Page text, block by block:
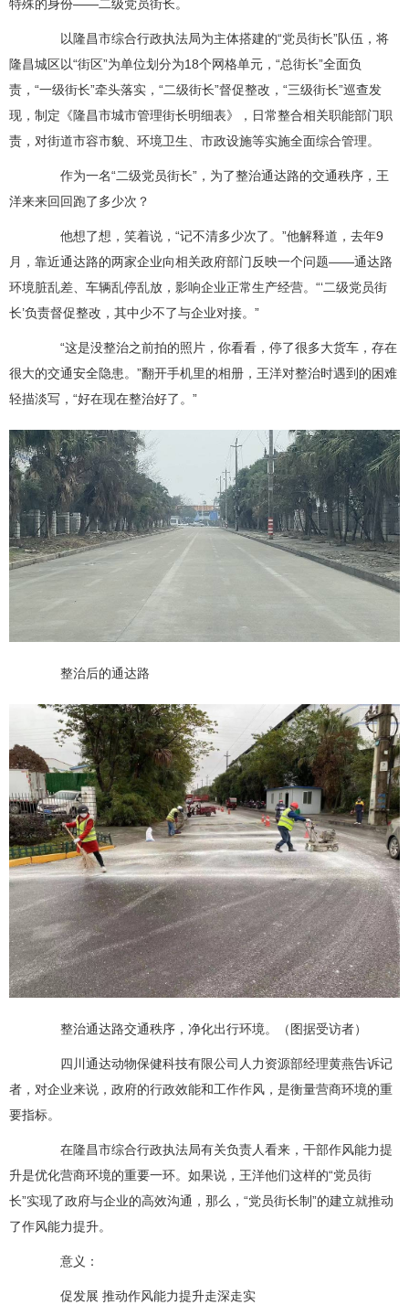
特殊的身份——二级党员街长。
以隆昌市综合行政执法局为主体搭建的“党员街长”队伍，将
隆昌城区以“街区”为单位划分为18个网格单元，“总街长”全面负
责，“一级街长”牵头落实，“二级街长”督促整改，“三级街长”巡查发
现，制定《隆昌市城市管理街长明细表》，日常整合相关职能部门职
责，对街道市容市貌、环境卫生、市政设施等实施全面综合管理。
作为一名“二级党员街长”，为了整治通达路的交通秩序，王
洋来来回回跑了多少次？
他想了想，笑着说，“记不清多少次了。”他解释道，去年9
月，靠近通达路的两家企业向相关政府部门反映一个问题——通达路
环境脏乱差、车辆乱停乱放，影响企业正常生产经营。“‘二级党员街
长’负责督促整改，其中少不了与企业对接。”
“这是没整治之前拍的照片，你看看，停了很多大货车，存在
很大的交通安全隐患。”翻开手机里的相册，王洋对整治时遇到的困难
轻描淡写，“好在现在整治好了。”
整治后的通达路
整治通达路交通秩序，净化出行环境。（图据受访者）
四川通达动物保健科技有限公司人力资源部经理黄燕告诉记
者，对企业来说，政府的行政效能和工作作风，是衡量营商环境的重
要指标。
在隆昌市综合行政执法局有关负责人看来，干部作风能力提
升是优化营商环境的重要一环。如果说，王洋他们这样的“党员街
长”实现了政府与企业的高效沟通，那么，“党员街长制”的建立就推动
了作风能力提升。
意义：
促发展 推动作风能力提升走深走实